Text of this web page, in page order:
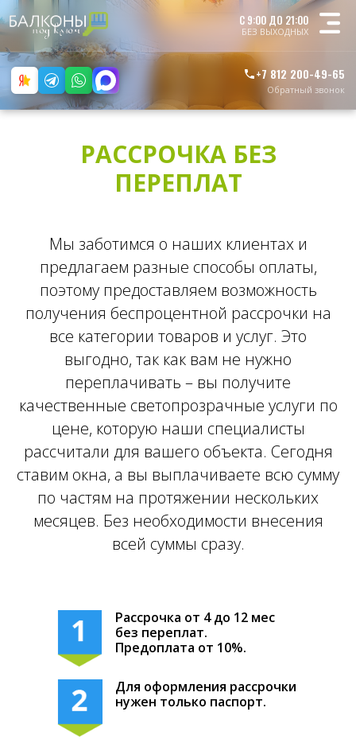
С 9:00 ДО 21:00
БЕЗ ВЫХОДНЫХ
+7 812 200-49-65
Обратный звонок
Бесплатная
консультация
РАССРОЧКА БЕЗ
ПЕРЕПЛАТ
Мы заботимся о наших клиентах и
предлагаем разные способы оплаты,
поэтому предоставляем возможность
получения беспроцентной рассрочки на
все категории товаров и услуг. Это
выгодно, так как вам не нужно
переплачивать – вы получите
качественные светопрозрачные услуги по
цене, которую наши специалисты
рассчитали для вашего объекта. Сегодня
ставим окна, а вы выплачиваете всю сумму
по частям на протяжении нескольких
месяцев. Без необходимости внесения
всей суммы сразу.
Рассрочка от 4 до 12 мес
без переплат.
Предоплата от 10%.
Для оформления рассрочки
нужен только паспорт.